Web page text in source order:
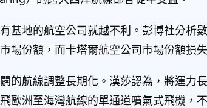
基地的航空公司就越不利。彭博社分析
場份額，而卡塔爾航空公司市場份額損失
的航線調整長期化。漢莎認為，將運力
歐洲至海灣航線的單通道噴氣式飛機，